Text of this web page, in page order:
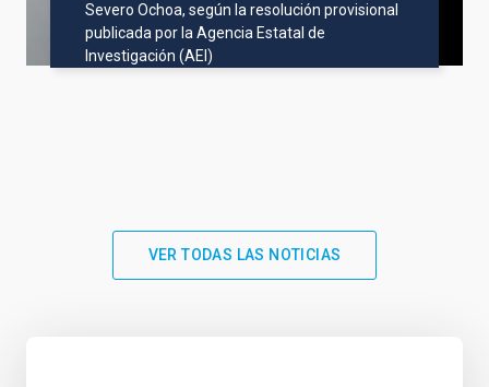
Severo Ochoa, según la resolución provisional
publicada por la Agencia Estatal de
Investigación (AEI)
VER TODAS LAS NOTICIAS